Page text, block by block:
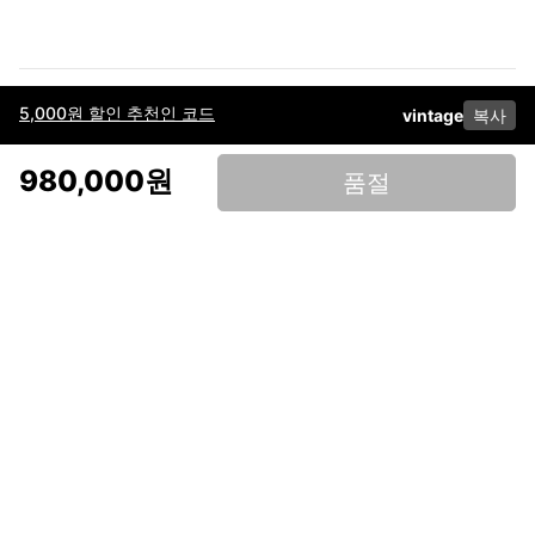
5,000원 할인 추천인 코드 vintage 복사
980,000원 품절
이용약관고객센터판매개인정보 처리방침사업자 정보다운로드